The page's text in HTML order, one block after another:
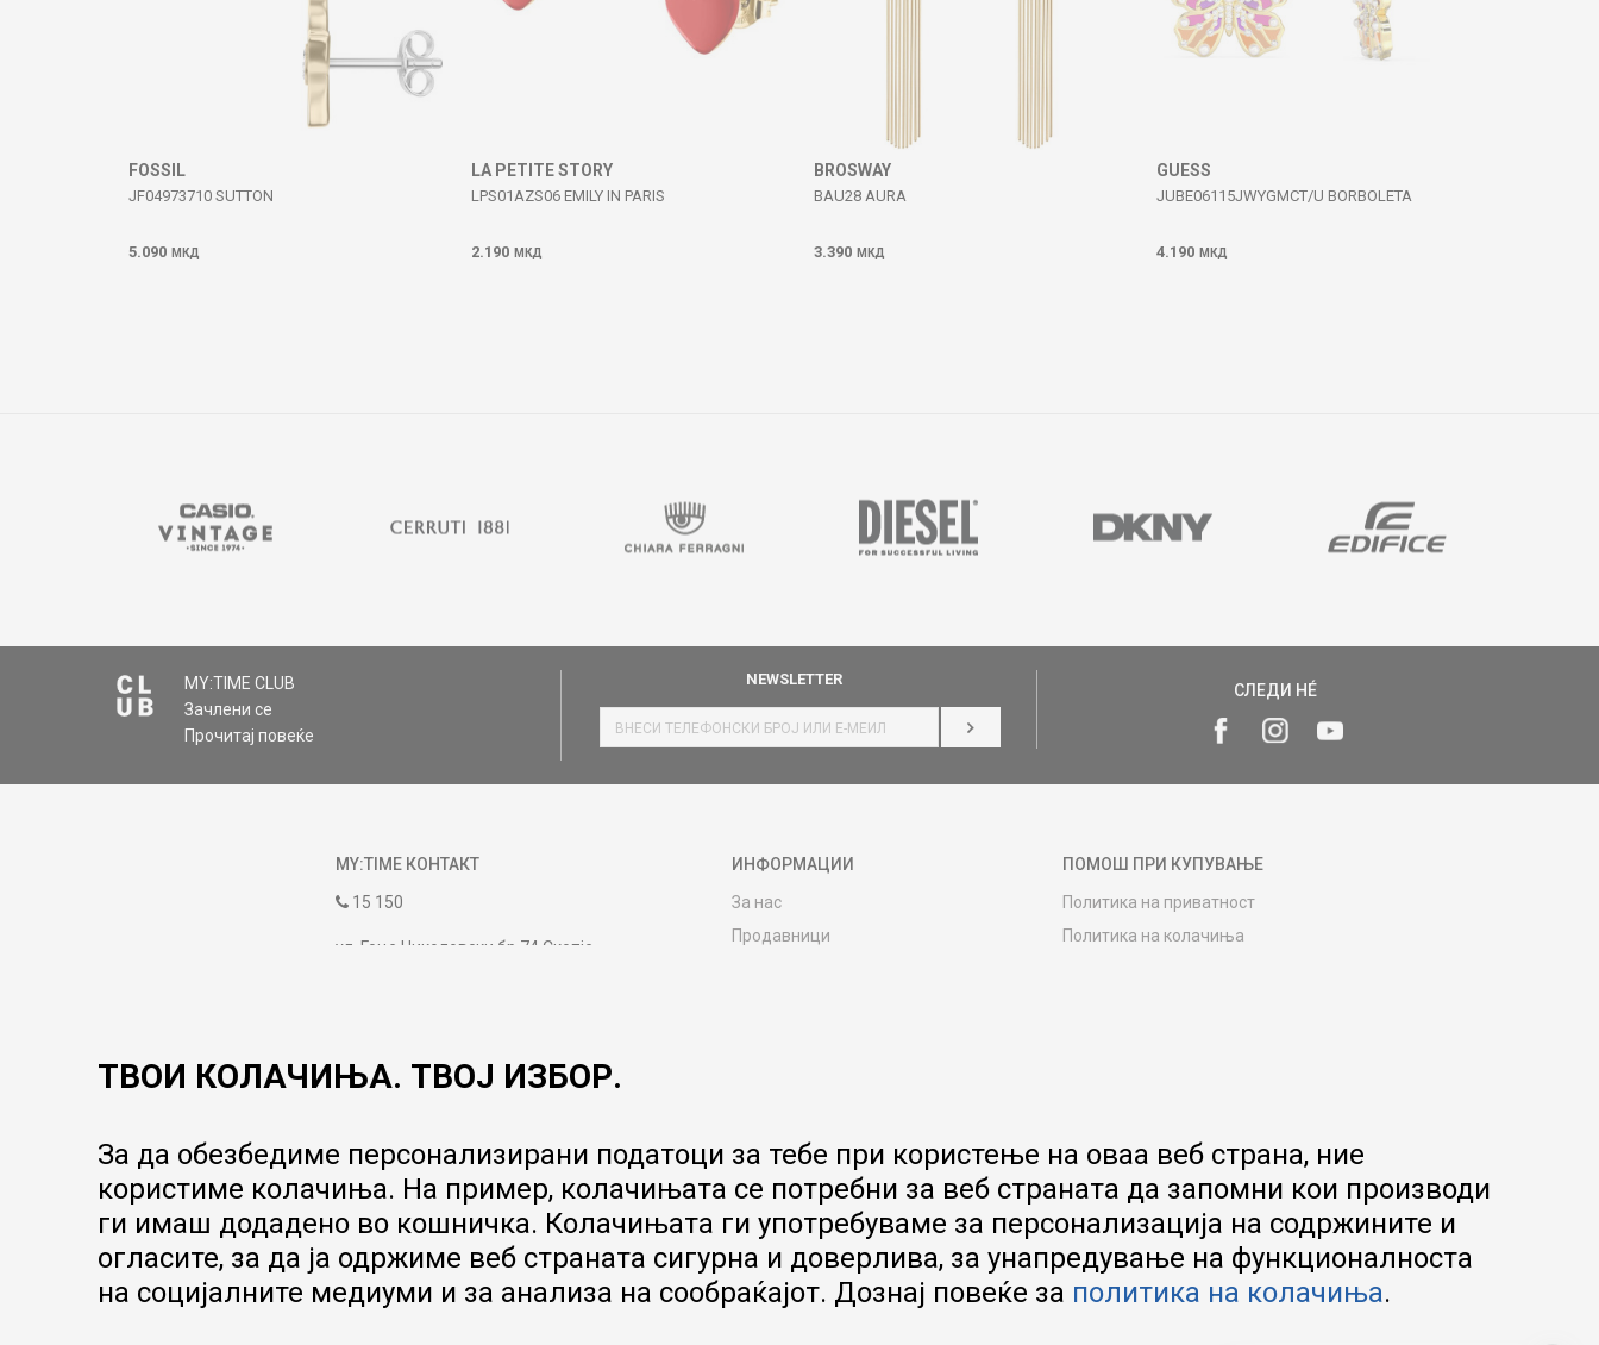
FOSSIL
JF04973710 SUTTON
5.090 МКД
LA PETITE STORY
LPS01AZS06 EMILY IN PARIS
2.190 МКД
BROSWAY
BAU28 AURA
3.390 МКД
GUESS
JUBE06115JWYGMCT/U BORBOLETA
4.190 МКД
MY:TIME CLUB
Зачлени се
Прочитај повеќе
NEWSLETTER
НАЈАВИ СЕ
СЛЕДИ НÉ
MY:TIME КОНТАКТ
15 150
ул. Гоце Николовски бр.74 Скопје
09:00 до 17:00
ИНФОРМАЦИИ
За нас
Продавници
Гаранција за производ
Ценовник
ПОМОШ ПРИ КУПУВАЊЕ
Политика на приватност
Политика на колачиња
Product Finder
FAQs
ТВОИ КОЛАЧИЊА. ТВОЈ ИЗБОР.
За да обезбедиме персонализирани податоци за тебе при користење на оваа веб страна, ние
користиме колачиња. На пример, колачињата се потребни за веб страната да запомни кои производи
ги имаш додадено во кошничка. Колачињата ги употребуваме за персонализација на содржините и
огласите, за да ја одржиме веб страната сигурна и доверлива, за унапредување на функционалноста
на социјалните медиуми и за анализа на сообраќајот. Дознај повеќе за политика на колачиња.